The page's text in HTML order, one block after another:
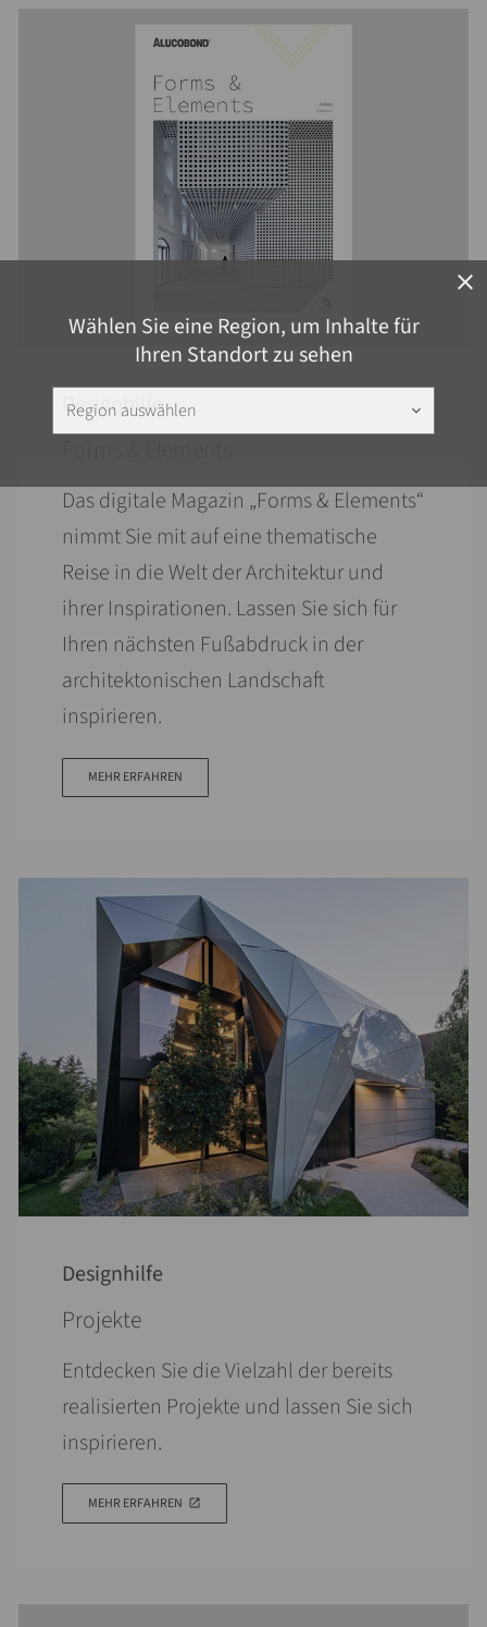
close
Wählen Sie eine Region, um Inhalte für
Ihren Standort zu sehen
Region auswählen keyboard_arrow_down
Designhilfe
Das digitale Magazin „Forms & Elements“
nimmt Sie mit auf eine thematische
Reise in die Welt der Architektur und
ihrer Inspirationen. Lassen Sie sich für
Ihren nächsten Fußabdruck in der
architektonischen Landschaft
inspirieren.
MEHR ERFAHREN
Designhilfe
Projekte
Entdecken Sie die Vielzahl der bereits
realisierten Projekte und lassen Sie sich
inspirieren.
MEHR ERFAHREN